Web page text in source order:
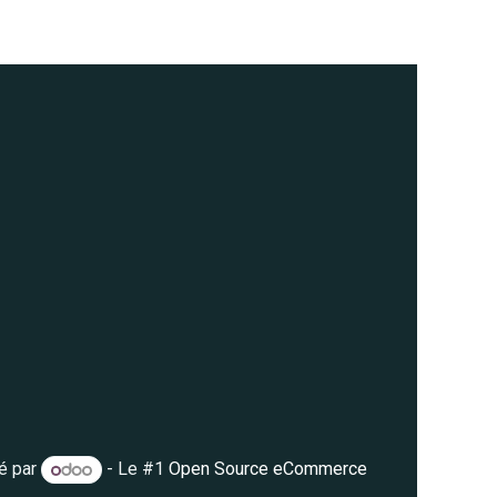
par - Le #1 Open Source eCommerce